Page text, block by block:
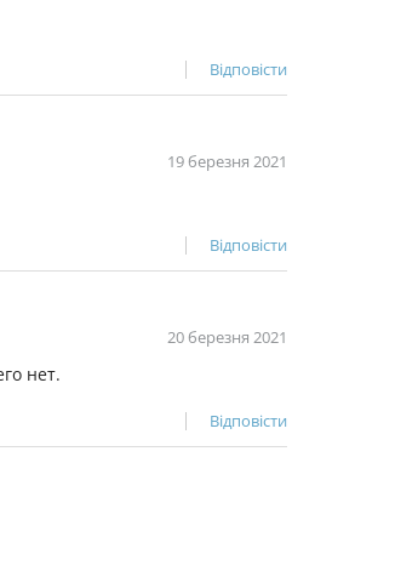
Відповісти
19 березня 2021
Відповісти
20 березня 2021
нет.
Відповісти